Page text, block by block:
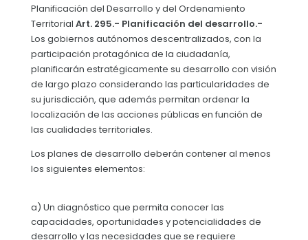
Convocatorias
GESTIÓN ADMINISTRATIVA
Plan de desarrollo y Ordenamiento Territorial -
Plan Anual Contratación - PAC
Plan Operativo Anual - POA
PRESUPUESTO: EJECUCIÓN Y REPORTES
Procesos de contratación
CONSEJO DE PLANIFICACIÓN 2024
CONSEJO DE PLANIFICACION 2025
PLAN DE ACCIÓN PARA CUMPLIMIENTO DE
Planificación del Desarrollo y del Ordenamiento
Territorial Art. 295.- Planificación del desarrollo.-
Los gobiernos autónomos descentralizados, con la
participación protagónica de la ciudadanía,
planificarán estratégicamente su desarrollo con visión
de largo plazo considerando las particularidades de
su jurisdicción, que además permitan ordenar la
localización de las acciones públicas en función de
las cualidades territoriales.
Los planes de desarrollo deberán contener al menos
los siguientes elementos:
a) Un diagnóstico que permita conocer las
capacidades, oportunidades y potencialidades de
desarrollo y las necesidades que se requiere